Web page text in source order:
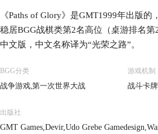
《Paths of Glory》是GMT1999年出版
稳居BGG战棋类第2名高位（桌游排名
中文版，中文名称译为“光荣之路”。
BGG分类
战争游戏,第一次世界大战
游戏机制
战斗卡
出版社
GMT Games,Devir,Udo Grebe